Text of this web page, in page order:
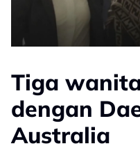
Tiga
dengan
Australia